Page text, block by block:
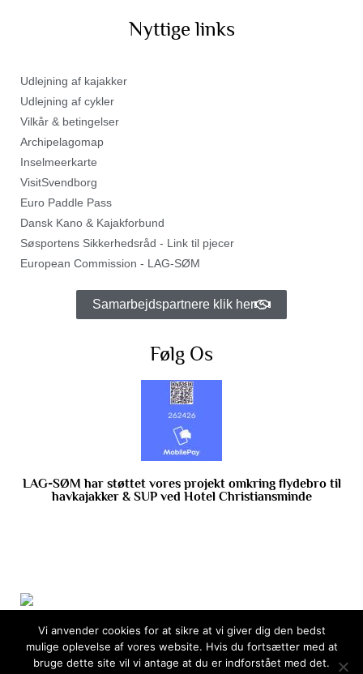
Nyttige links
Udlejning af kajakker
Udlejning af cykler
Vilkår & betingelser
Archipelagomap
Inselmeerkarte
VisitSvendborg
Euro Paddle Pass
Dansk Kano & Kajakforbund
Søsportens Sikkerhedsråd - Link til pjecer
European Commission - LAG-SØM
Samarbejdspartnere klik her
Følg Os
LAG-SØM har støttet vores projekt omkring flydebro til
havkajakker & SUP ved Hotel Christiansminde
Vi anvender cookies for at sikre at vi giver dig den bedst
mulige oplevelse af vores website. Hvis du fortsætter med at
bruge dette site vil vi antage at du er indforstået med det.